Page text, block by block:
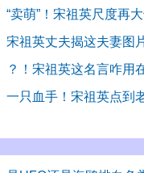
“卖萌”！宋祖英尺度再
宋祖英丈夫揭这夫妻图
？！宋祖英这名言咋用
一只血手！宋祖英点到